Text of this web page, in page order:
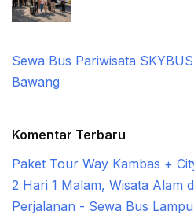
Sewa Bus Pariwisata
Bawang
Komentar Terbaru
Paket Tour Way Kambas +
2 Hari 1 Malam, Wisata Alam
Perjalanan - Sewa Bus